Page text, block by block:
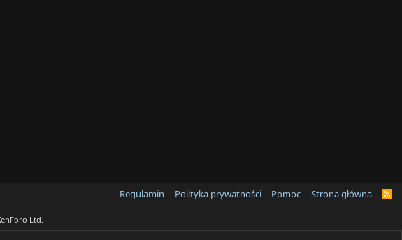
Regulamin Polityka prywatności Pomoc Strona główna
R
Ltd.